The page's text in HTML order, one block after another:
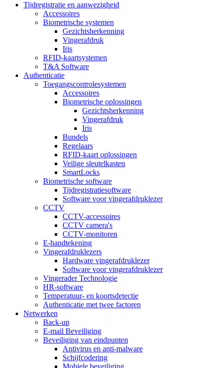
Tijdregistratie en aanwezigheid
Accessoires
Biometrische systemen
Gezichtsherkenning
Vingerafdruk
Iris
RFID-kaartsystemen
T&A Software
Authenticatie
Toegangscontrolesystemen
Accessoires
Biometrische oplossingen
Gezichtsherkenning
Vingerafdruk
Iris
Bundels
Regelaars
RFID-kaart oplossingen
Veilige sleutelkasten
SmartLocks
Biometrische software
Tijdregistratiesoftware
Software voor vingerafdruklezer
CCTV
CCTV-accessoires
CCTV camera's
CCTV-monitoren
E-handtekening
Vingerafdruklezers
Hardware vingerafdruklezer
Software voor vingerafdruklezer
Vingerader Technologie
HR-software
Temperatuur- en koortsdetectie
Authenticatie met twee factoren
Netwerken
Back-up
E-mail Beveiliging
Beveiliging van eindpunten
Antivirus en anti-malware
Schijfcodering